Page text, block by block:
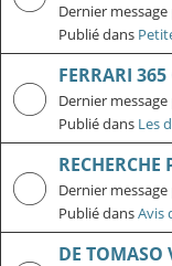
Dernier message
Publié dans
FERRARI
Dernier message
Publié dans Les
RECHERCHE
Dernier message
Publié dansAvis
DE TOMASO